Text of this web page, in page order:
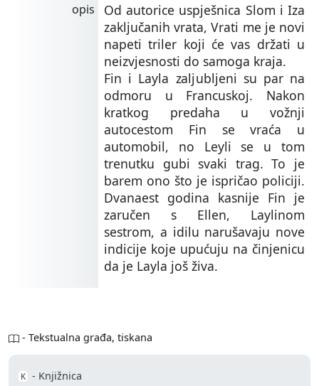
opis
Od autorice uspješnica Slom i Iza
zaključanih vrata, Vrati me je novi
napeti triler koji će vas držati u
neizvjesnosti do samoga kraja.
Fin i Layla zaljubljeni su par na
odmoru u Francuskoj. Nakon
kratkog predaha u vožnji
autocestom Fin se vraća u
automobil, no Leyli se u tom
trenutku gubi svaki trag. To je
barem ono što je ispričao policiji.
Dvanaest godina kasnije Fin je
zaručen s Ellen, Laylinom
sestrom, a idilu narušavaju nove
indicije koje upućuju na činjenicu
da je Layla još živa.
- Tekstualna građa, tiskana
K - Knjižnica